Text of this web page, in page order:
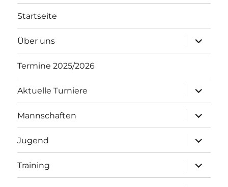
Startseite
Über uns
öffnen
Termine 2025/2026
Aktuelle Turniere
öffnen
Mannschaften
öffnen
Jugend
öffnen
Training
öffnen